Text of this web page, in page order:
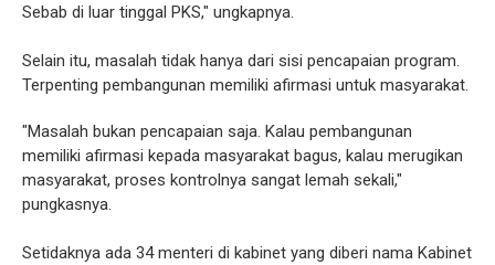
Sebab di luar tinggal PKS," ungkapnya.
Selain itu, masalah tidak hanya dari sisi pencapaian program.
Terpenting pembangunan memiliki afirmasi untuk masyarakat.
"Masalah bukan pencapaian saja. Kalau pembangunan
memiliki afirmasi kepada masyarakat bagus, kalau merugikan
masyarakat, proses kontrolnya sangat lemah sekali,"
pungkasnya.
Setidaknya ada 34 menteri di kabinet yang diberi nama Kabinet